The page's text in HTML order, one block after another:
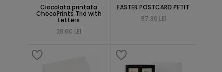
Ciocolata printata
ChocoPrints Trio with
Letters
28.60 LEI
EASTER POSTCARD PETIT
97.30 LEI